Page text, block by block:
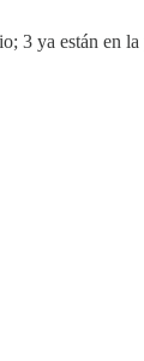
3 ya están en